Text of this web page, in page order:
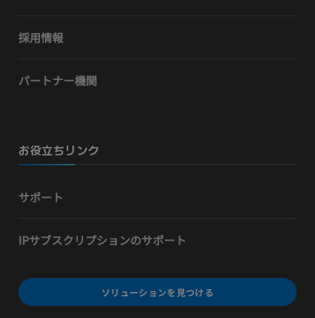
採用情報
パートナー機関
お役立ちリンク
サポート
IPサブスクリプションのサポート
ソリューションを見つける